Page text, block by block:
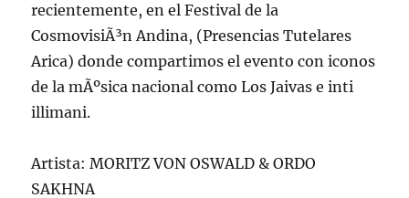
recientemente, en el Festival de la
CosmovisiÃ³n Andina, (Presencias Tutelares
Arica) donde compartimos el evento con iconos
de la mÃºsica nacional como Los Jaivas e inti
illimani.
Artista: MORITZ VON OSWALD & ORDO
SAKHNA